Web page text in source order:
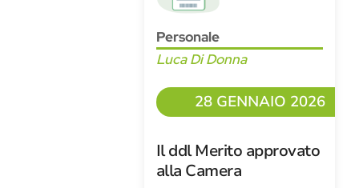
Personale
Luca Di Donna
28 GENNAIO 2026
Il ddl Merito approvato
alla Camera